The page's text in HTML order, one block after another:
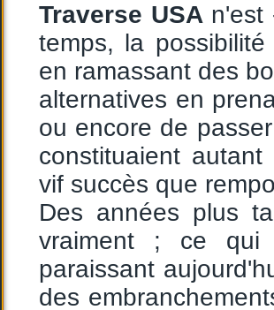
Traverse USA
temps, la
en ramassant des
alternatives en
ou encore de
constituaient
vif succès que
Des années plus
vraiment ; ce qui
paraissant
des